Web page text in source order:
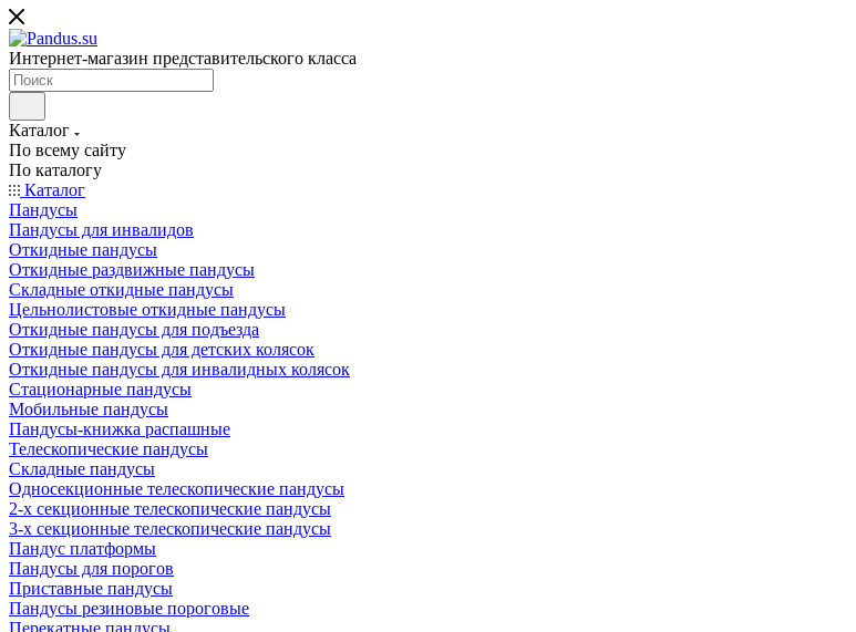
Интернет-магазин представительского класса
Каталог
По всему сайту
По каталогу
Каталог
Пандусы
Пандусы для инвалидов
Откидные пандусы
Откидные раздвижные пандусы
Складные откидные пандусы
Цельнолистовые откидные пандусы
Откидные пандусы для подъезда
Откидные пандусы для детских колясок
Откидные пандусы для инвалидных колясок
Стационарные пандусы
Мобильные пандусы
Пандусы-книжка распашные
Телескопические пандусы
Складные пандусы
Односекционные телескопические пандусы
2-х секционные телескопические пандусы
3-х секционные телескопические пандусы
Пандус платформы
Пандусы для порогов
Приставные пандусы
Пандусы резиновые пороговые
Перекатные пандусы